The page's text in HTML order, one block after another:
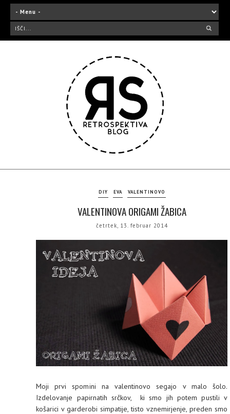
DIY EVA VALENTINOVO
VALENTINOVA ORIGAMI ŽABICA
četrtek, 13. februar 2014
Moji prvi spomini na valentinovo segajo v malo šolo.
Izdelovanje papirnatih srčkov, ki smo jih potem pustili v
košarici v garderobi simpatije, tisto vznemirjenje, preden smo